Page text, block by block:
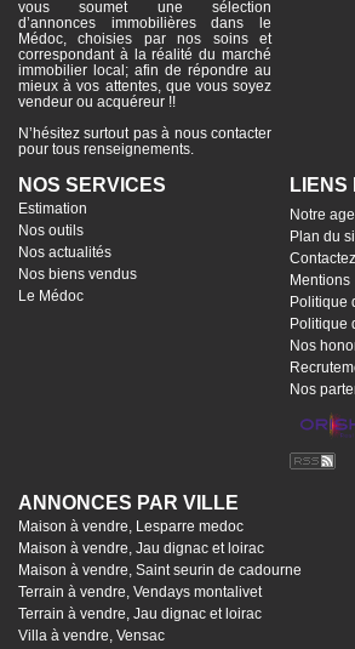
vous soumet une sélection
d’annonces immobilières dans le
Médoc, choisies par nos soins et
correspondant à la réalité du marché
immobilier local; afin de répondre au
mieux à vos attentes, que vous soyez
vendeur ou acquéreur !!
N’hésitez surtout pas à nous contacter
pour tous renseignements.
NOS SERVICES
Estimation
Nos outils
Nos actualités
Nos biens vendus
Le Médoc
LIENS
Notre
Plan du
Mentions
Politique
Politique
Nos
Nos
ANNONCES PAR VILLE
Maison à vendre, Lesparre medoc
Maison à vendre, Jau dignac et loirac
Maison à vendre, Saint seurin de cadourne
Terrain à vendre, Vendays montalivet
Terrain à vendre, Jau dignac et loirac
Villa à vendre, Vensac